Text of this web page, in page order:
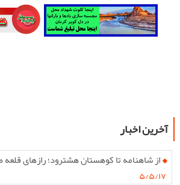
آخرین اخبار
از شاهنامه تا کوهستان هشترود؛ رازهای
۵/۵/۱۷